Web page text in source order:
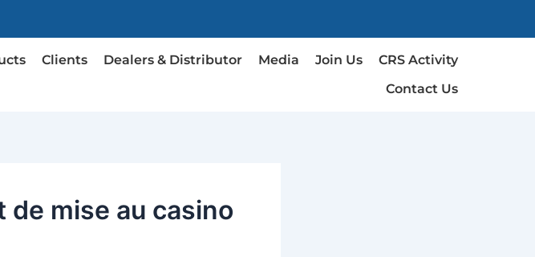
Clients Dealers & Distributor Media Join Us
CRS Activity
Contact Us
de mise au casino